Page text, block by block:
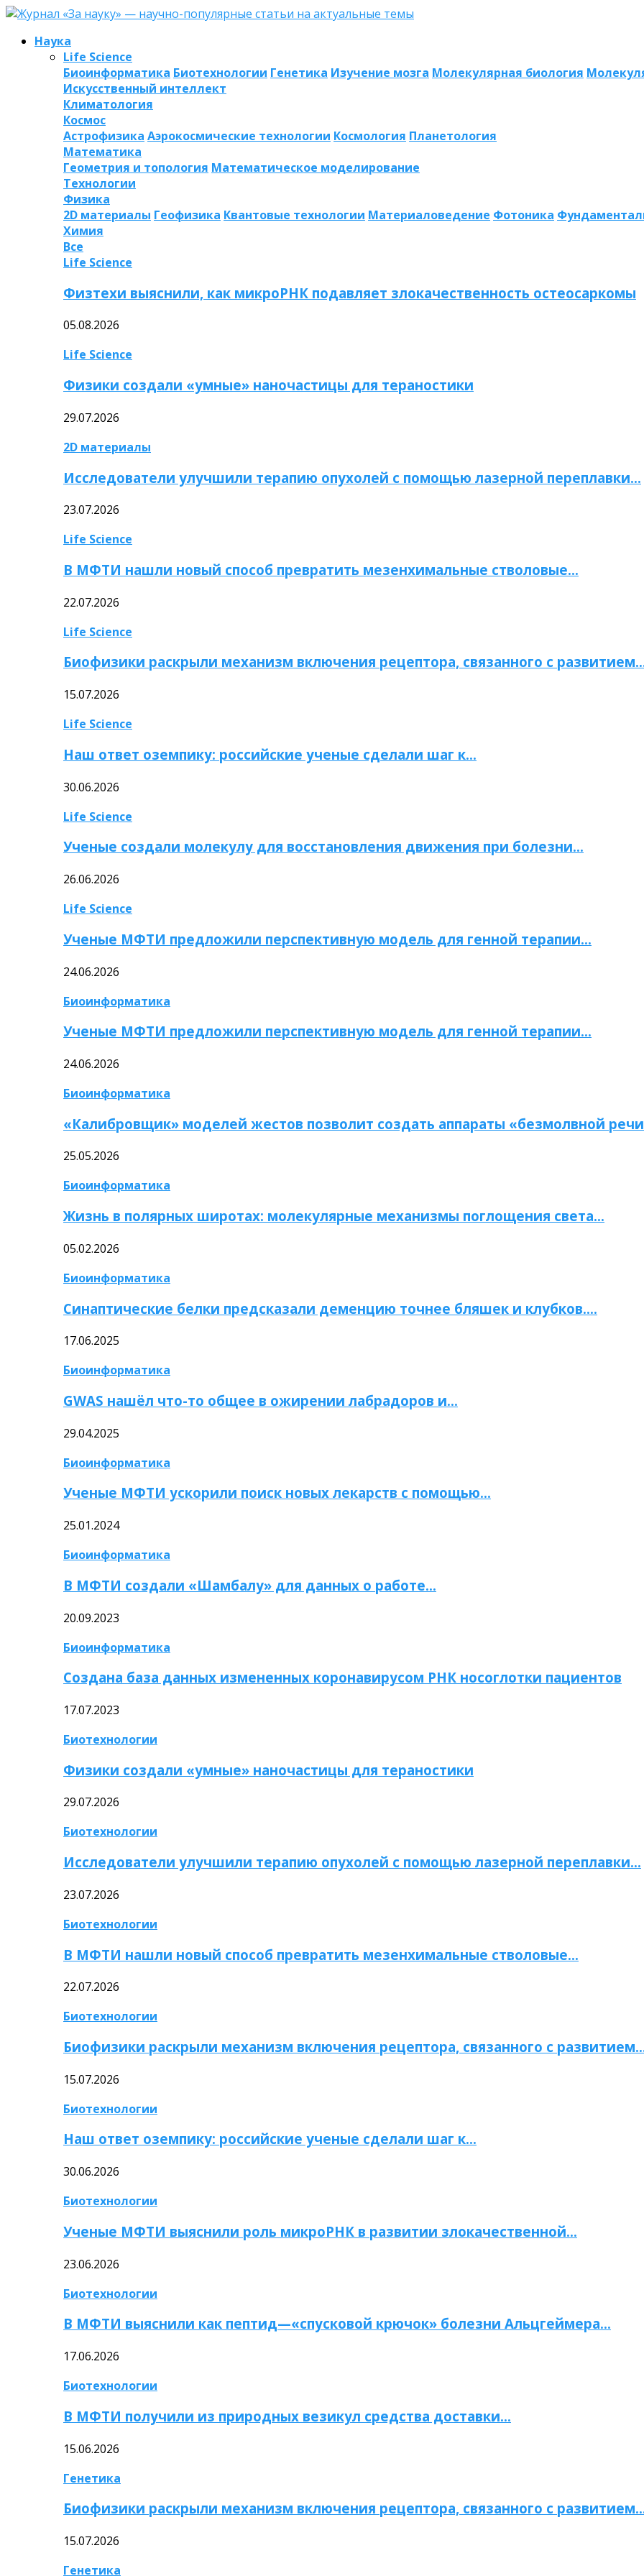
Наука
Life Science
Биоинформатика Биотехнологии Генетика Изучение мозга Молекулярная биология
Искусственный интеллект
Климатология
Космос
Астрофизика Аэрокосмические технологии Космология Планетология
Математика
Геометрия и топология Математическое моделирование
Технологии
Физика
2D материалы Геофизика Квантовые технологии Материаловедение Фотоника
Химия
Все
Life Science
Физтехи выяснили, как микроРНК подавляет злокачественность остеосаркомы
05.08.2026
Life Science
Физики создали «умные» наночастицы для тераностики
29.07.2026
2D материалы
Исследователи улучшили терапию опухолей с помощью лазерной переплавки…
23.07.2026
Life Science
В МФТИ нашли новый способ превратить мезенхимальные стволовые…
22.07.2026
Life Science
Биофизики раскрыли механизм включения рецептора, связанного с
15.07.2026
Life Science
Наш ответ оземпику: российские ученые сделали шаг к…
30.06.2026
Life Science
Ученые создали молекулу для восстановления движения при болезни…
26.06.2026
Life Science
Ученые МФТИ предложили перспективную модель для генной терапии…
24.06.2026
Биоинформатика
Ученые МФТИ предложили перспективную модель для генной терапии…
24.06.2026
Биоинформатика
«Калибровщик» моделей жестов позволит создать аппараты «безмолвной
25.05.2026
Биоинформатика
Жизнь в полярных широтах: молекулярные механизмы поглощения света…
05.02.2026
Биоинформатика
Синаптические белки предсказали деменцию точнее бляшек и клубков….
17.06.2025
Биоинформатика
GWAS нашёл что-то общее в ожирении лабрадоров и…
29.04.2025
Биоинформатика
Ученые МФТИ ускорили поиск новых лекарств с помощью…
25.01.2024
Биоинформатика
В МФТИ создали «Шамбалу» для данных о работе…
20.09.2023
Биоинформатика
Создана база данных измененных коронавирусом РНК носоглотки пациентов
17.07.2023
Биотехнологии
Физики создали «умные» наночастицы для тераностики
29.07.2026
Биотехнологии
Исследователи улучшили терапию опухолей с помощью лазерной переплавки…
23.07.2026
Биотехнологии
В МФТИ нашли новый способ превратить мезенхимальные стволовые…
22.07.2026
Биотехнологии
Биофизики раскрыли механизм включения рецептора, связанного с
15.07.2026
Биотехнологии
Наш ответ оземпику: российские ученые сделали шаг к…
30.06.2026
Биотехнологии
Ученые МФТИ выяснили роль микроРНК в развитии злокачественной…
23.06.2026
Биотехнологии
В МФТИ выяснили как пептид—«спусковой крючок» болезни Альцгеймера…
17.06.2026
Биотехнологии
В МФТИ получили из природных везикул средства доставки…
15.06.2026
Генетика
Биофизики раскрыли механизм включения рецептора, связанного с
15.07.2026
Генетика